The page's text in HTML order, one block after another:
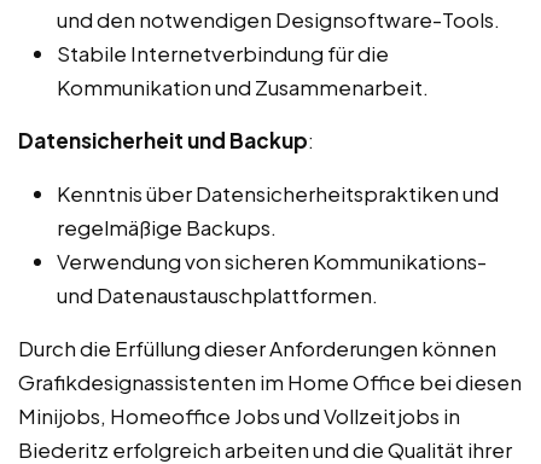
und den notwendigen Designsoftware-Tools.
Stabile Internetverbindung für die
Kommunikation und Zusammenarbeit.
Datensicherheit und Backup:
Kenntnis über Datensicherheitspraktiken und
regelmäßige Backups.
Verwendung von sicheren Kommunikations-
und Datenaustauschplattformen.
Durch die Erfüllung dieser Anforderungen können
Grafikdesignassistenten im Home Office bei diesen
Minijobs, Homeoffice Jobs und Vollzeitjobs in
Biederitz erfolgreich arbeiten und die Qualität ihrer